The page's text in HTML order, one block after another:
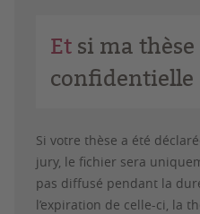
Et si ma thèse
confidentielle
Si votre thèse a été
jury, le fichier sera
pas diffusé pendant la
l’expiration de celle-ci, la